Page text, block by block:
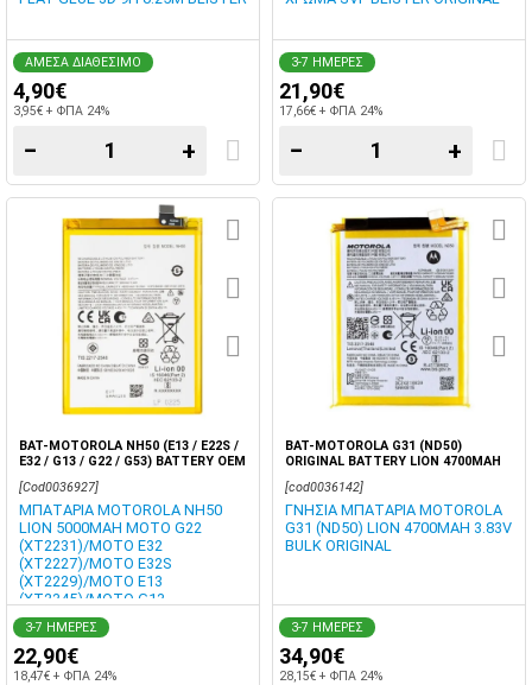
ΑΜΕΣΑ ΔΙΑΘΕΣΙΜΟ
4,90€
3,95€ + ΦΠΑ 24%
− +
3-7 ΗΜΕΡΕΣ
21,90€
17,66€ + ΦΠΑ 24%
− +
BAT-MOTOROLA NH50 (E13 / E22S /
E32 / G13 / G22 / G53) BATTERY OEM
[Cod0036927]
ΜΠΑΤΑΡΙΑ MOTOROLA NH50
LION 5000MAH MOTO G22
(XT2231)/MOTO E32
(XT2227)/MOTO E32S
(XT2229)/MOTO E13
(XT2345)/MOTO G13
(XT2331)/MOTO G53 5G
(XT2335-2)/MOTO G35 (XT2433)
ΟΕΜ BLISTER
3-7 ΗΜΕΡΕΣ
22,90€
18,47€ + ΦΠΑ 24%
BAT-MOTOROLA G31 (ND50)
ORIGINAL BATTERY LION 4700MAH
[cod0036142]
ΓΝΗΣΙΑ ΜΠΑΤΑΡΙΑ MOTOROLA
G31 (ND50) LION 4700MAH 3.83V
BULK ORIGINAL
3-7 ΗΜΕΡΕΣ
34,90€
28,15€ + ΦΠΑ 24%